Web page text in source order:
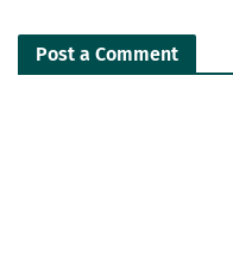
Post a Comment